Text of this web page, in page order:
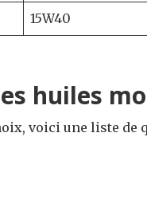
15W40
huiles
voici une liste de